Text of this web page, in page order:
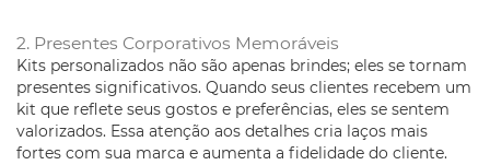
2. Presentes Corporativos Memoráveis
Kits personalizados não são apenas brindes; eles se tornam
presentes significativos. Quando seus clientes recebem um
kit que reflete seus gostos e preferências, eles se sentem
valorizados. Essa atenção aos detalhes cria laços mais
fortes com sua marca e aumenta a fidelidade do cliente.